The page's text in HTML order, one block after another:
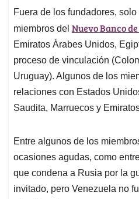
Fuera de los fundadores,
miembros del Nuevo Banco
Emiratos Árabes Unidos,
proceso de vinculación
Uruguay). Algunos de los
relaciones con Estados
Saudita, Marruecos y
Entre algunos de los
ocasiones agudas, como
que condena a Rusia por la
invitado, pero Venezuela no